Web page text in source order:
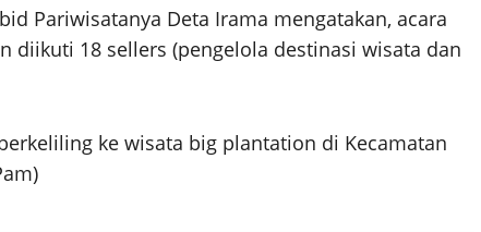
Pariwisatanya Deta Irama mengatakan, acara
diikuti 18 sellers (pengelola destinasi wisata dan
ke wisata big plantation di Kecamatan